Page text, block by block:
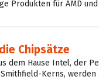
Produkten für AMD
Chipsätze
dem Hause Intel, der
Kerns, werden